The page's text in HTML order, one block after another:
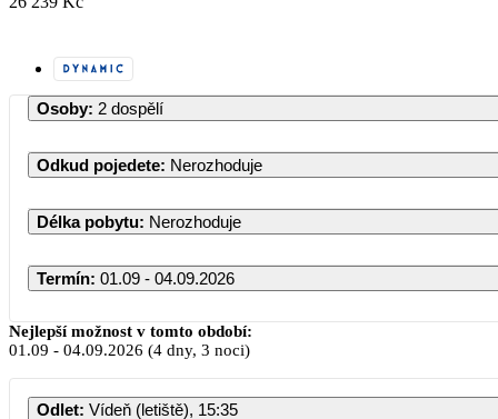
Osoby: 2 dospělí
Odkud pojedete: Nerozhoduje
Délka pobytu: Nerozhoduje
Termín: 01.09 - 04.09.2026
PO
Nejlepší možnost v tomto období:
01.09 - 04.09.2026 (4 dny, 3 noci)
Odlet: Vídeň (letiště), 15:35